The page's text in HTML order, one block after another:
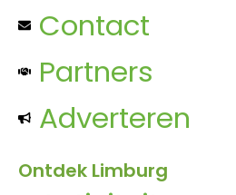
Contact
Partners
Adverteren
Ontdek Limburg